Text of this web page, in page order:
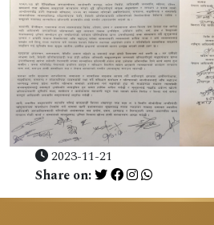
2023-11-21
Share on: